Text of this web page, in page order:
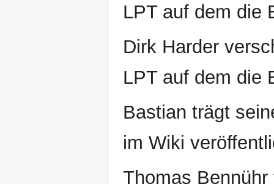
LPT auf dem die
Dirk Harder
LPT auf dem die
Bastian trägt
im Wiki
Thomas